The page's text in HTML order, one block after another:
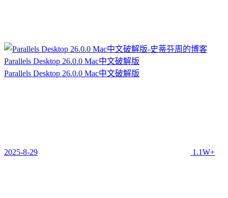
Parallels Desktop 26.0.0 Mac中文破解版
Parallels Desktop 26.0.0 Mac中文破解版
2025-8-29 1.1W+